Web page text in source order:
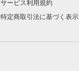
サービス利用規約
特定商取引法に基づく表示